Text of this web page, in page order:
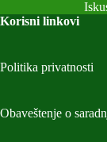
Korisni linkovi
Politika privatnosti
Obaveštenje o